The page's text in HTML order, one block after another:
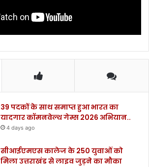
39 पदकों के साथ समाप्त हुआ भारत का
यादगार कॉमनवेल्थ गेम्स 2026 अभियान..
4 days ago
सीआईएमएस कालेज के 250 युवाओं को
मिला उत्तराखंड से लाइव जुड़ने का मौका